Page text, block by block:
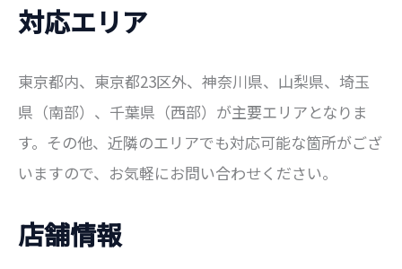
対応エリア
東京都内、東京都23区外、神奈川県、山梨県、埼玉
県（南部）、千葉県（西部）が主要エリアとなりま
す。その他、近隣のエリアでも対応可能な箇所がござ
いますので、お気軽にお問い合わせください。
店舗情報